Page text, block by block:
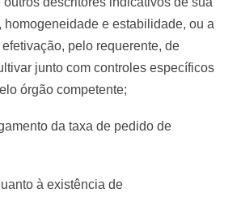
e estabilidade, ou a
pelo requerente, de
junto com controles específicos
órgão competente;
da taxa de pedido de
à existência de